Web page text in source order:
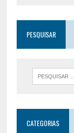
PESQUISAR
CATEGORIAS